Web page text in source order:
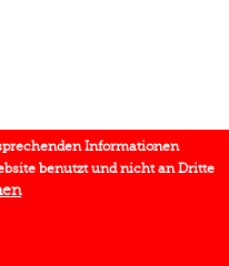
Informationen
benutzt und nicht an Dritte